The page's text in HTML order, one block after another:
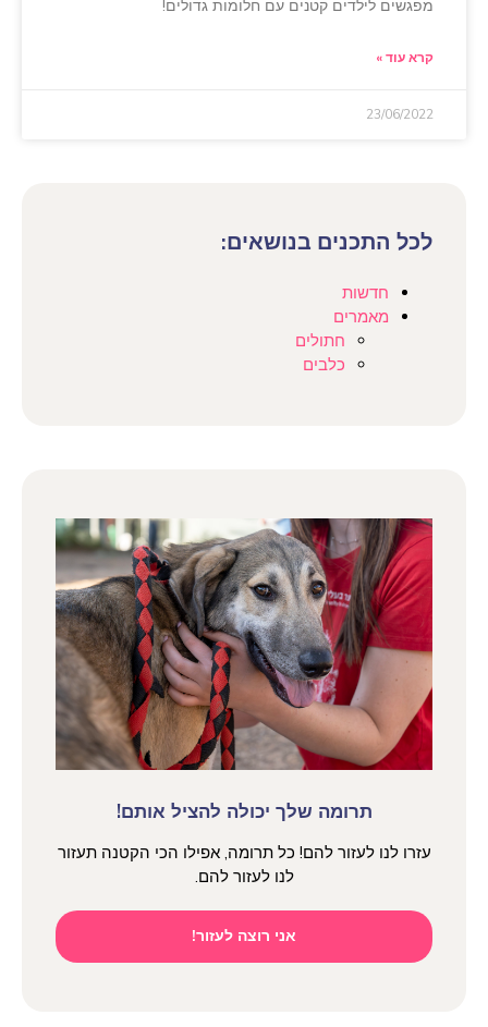
מפגשים לילדים קטנים עם חלומות גדולים!
קרא עוד »
23/06/2022
לכל התכנים בנושאים:
חדשות
מאמרים
חתולים
כלבים
תרומה שלך יכולה להציל אותם!
עזרו לנו לעזור להם! כל תרומה, אפילו הכי הקטנה תעזור
לנו לעזור להם.
אני רוצה לעזור!